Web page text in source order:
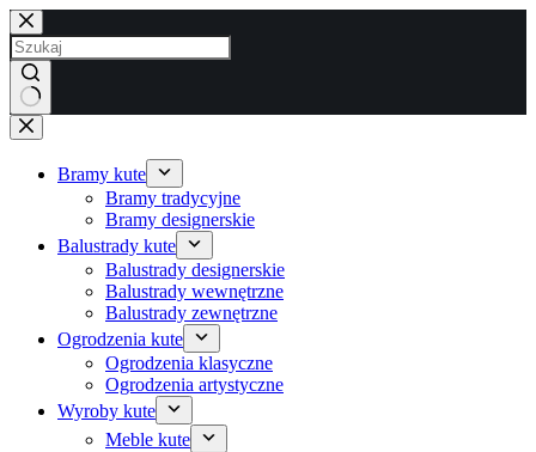
Przejdź
do
treści
Brak
wyników
Bramy kute
Bramy tradycyjne
Bramy designerskie
Balustrady kute
Balustrady designerskie
Balustrady wewnętrzne
Balustrady zewnętrzne
Ogrodzenia kute
Ogrodzenia klasyczne
Ogrodzenia artystyczne
Wyroby kute
Meble kute